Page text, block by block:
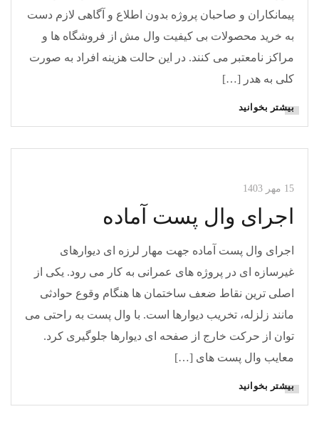
پیمانکاران و صاحبان پروژه بدون اطلاع و آگاهی لازم دست
به خرید محصولات بی کیفیت وال مش از فروشگاه ها و
مراکز نامعتبر می کنند. در این حالت هزینه افراد به صورت
کلی به هدر […]
بیشتر بخوانید
مقالات وال مش مقالات وال پست
15 مهر 1403
اجرای وال پست آماده
اجرای وال پست آماده جهت مهار لرزه ای دیوارهای
غیرسازه ای در پروژه های عمرانی به کار می رود. یکی از
اصلی ترین نقاط ضعف ساختمان ها هنگام وقوع حوادثی
مانند زلزله، تخریب دیوارها است. با وال پست به راحتی می
توان از حرکت خارج از صفحه ای دیوارها جلوگیری کرد.
معایب وال پست های […]
بیشتر بخوانید